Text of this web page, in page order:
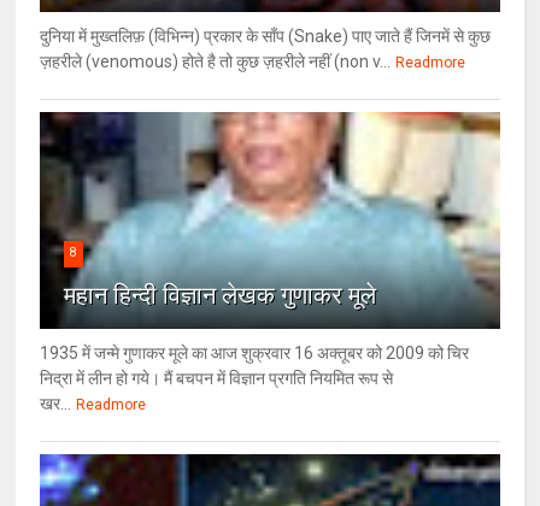
दुनिया में मुख्तलिफ़ (विभिन्न) प्रकार के साँप (Snake) पाए जाते हैं जिनमें से कुछ
ज़हरीले (venomous) होते है तो कुछ ज़हरीले नहीं (non v... Readmore
8
महान हिन्दी विज्ञान लेखक गुणाकर मूले
1935 में जन्मे गुणाकर मूले का आज शुक्रवार 16 अक्तूबर को 2009 को चिर
निद्रा में लीन हो गये। मैं बचपन में विज्ञान प्रगति नियमित रूप से
खर... Readmore